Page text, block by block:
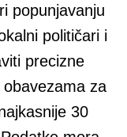
popunjavanju
političari i
precizne
za
30